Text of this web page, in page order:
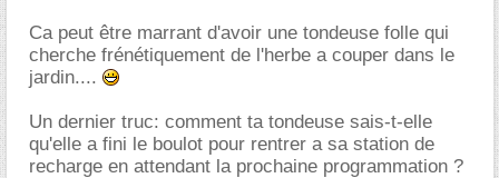
Ca peut être marrant d'avoir une tondeuse folle qui
cherche frénétiquement de l'herbe a couper dans le
jardin....
Un dernier truc: comment ta tondeuse sais-t-elle
qu'elle a fini le boulot pour rentrer a sa station de
recharge en attendant la prochaine programmation ?